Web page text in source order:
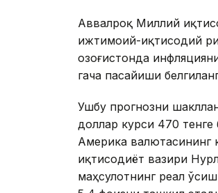
Аввалроқ Миллий
ижтимоий-иқтисодий
Қозоғистонда
гача пасайиши
Ушбу прогнозни
доллар курси 470 тенге
Америка валютасининг
иқтисодиёт вазири
маҳсулотнинг реал